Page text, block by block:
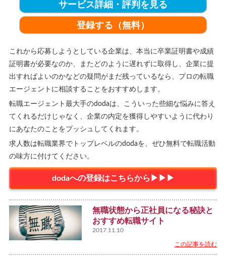
サービス詳細・評判を見る
登録する（無料）
これから応募しようとしている企業は、本当に卒業証明書や成績
証明書が必要なのか、またどのように遅れずに取得し、企業に提
出すればよいのかなどの疑問がまだ残っているなら、プロの転職
エージェントに相談することをおすすめします。
転職エージェント最大手のdodaは、こういった些細な悩みに答え
てくれるだけじゃなく、企業の内定を獲得しやすいように代わり
にあなたのことをプッシュしてくれます。
求人数は転職業界でトップレベルのdodaを、ぜひ無料で転職活動
の味方に付けてください。
dodaへの登録はこちらから▶▶▶
無職状態から正社員になる秘訣と
おすすめ転職サイト
2017.11.10
この記事を読む